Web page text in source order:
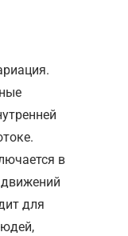
в
движений
для